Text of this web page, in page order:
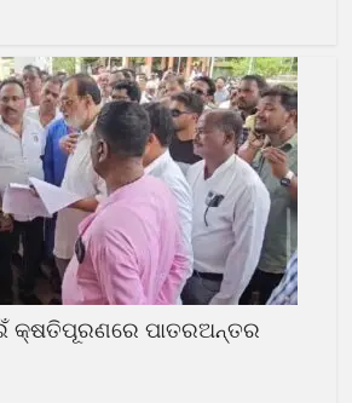
କ୍ଷତିପୂରଣରେ ପାତରଅନ୍ତର